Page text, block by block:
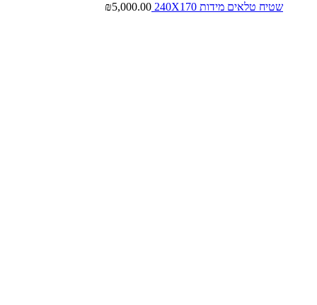
שטיח טלאים מידות 240X170 ₪5,000.00